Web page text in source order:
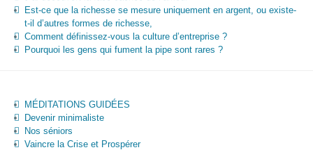
Est-ce que la richesse se mesure uniquement en argent, ou existe-
t-il d’autres formes de richesse,
Comment définissez-vous la culture d’entreprise ?
Pourquoi les gens qui fument la pipe sont rares ?
MÉDITATIONS GUIDÉES
Devenir minimaliste
Nos séniors
Vaincre la Crise et Prospérer